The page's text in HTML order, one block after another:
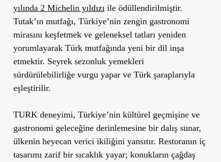
yılında 2 Michelin yıldızı ile ödüllendirilmiştir.
Tutak’ın mutfağı, Türkiye’nin zengin gastronomi
mirasını keşfetmek ve geleneksel tatları yeniden
yorumlayarak Türk mutfağında yeni bir dil inşa
etmektir. Seyrek sezonluk yemekleri
sürdürülebilirliğe vurgu yapar ve Türk şaraplarıyla
eşleştirilir.
TURK deneyimi, Türkiye’nin kültürel geçmişine ve
gastronomi geleceğine derinlemesine bir dalış sunar,
ülkenin heyecan verici ikiliğini yansıtır. Restoranın iç
tasarımı zarif bir sıcaklık yayar; konukların çağdaş